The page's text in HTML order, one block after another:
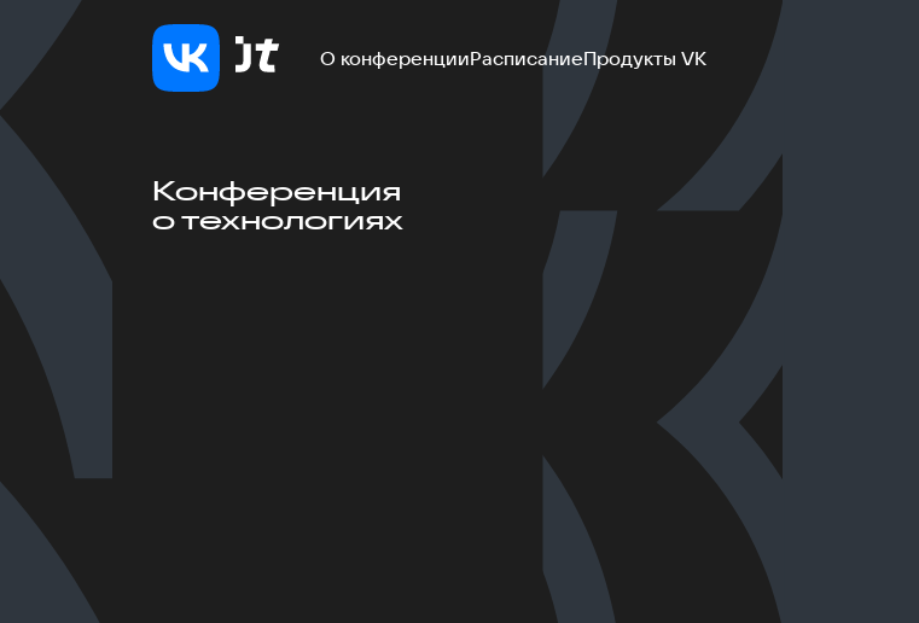
О конференцииРасписаниеПродукты VK
Конференция
о технологиях